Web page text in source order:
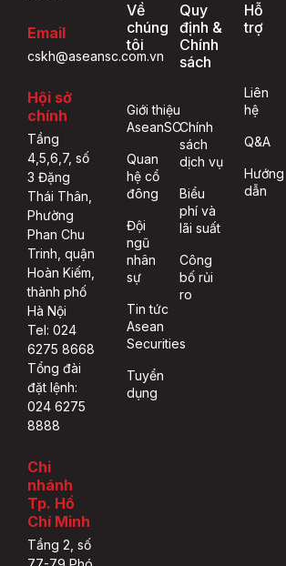
Email
cskh@aseansc.com.vn
Hội sở
chính
Tầng
4,5,6,7, số
3 Đặng
Thái Thân,
Phường
Phan Chu
Trinh, quận
Hoàn Kiếm,
thành phố
Hà Nội
Tel: 024
6275 8668
Tổng đài
đặt lệnh:
024 6275
8888
Chi
nhánh
Tp. Hồ
Chí Minh
Tầng 2, số
Về
chúng
tôi
Giới thiệu
AseanSC
Quan
hệ cổ
đông
Đội
ngũ
nhân
sự
Tin tức
Asean
Securities
Tuyển
dụng
Quy
định &
Chính
sách
Chính
sách
dịch vụ
Biểu
phí và
lãi suất
Công
bố rủi
ro
Hỗ
trợ
Liên
hệ
Q&A
Hướng
dẫn